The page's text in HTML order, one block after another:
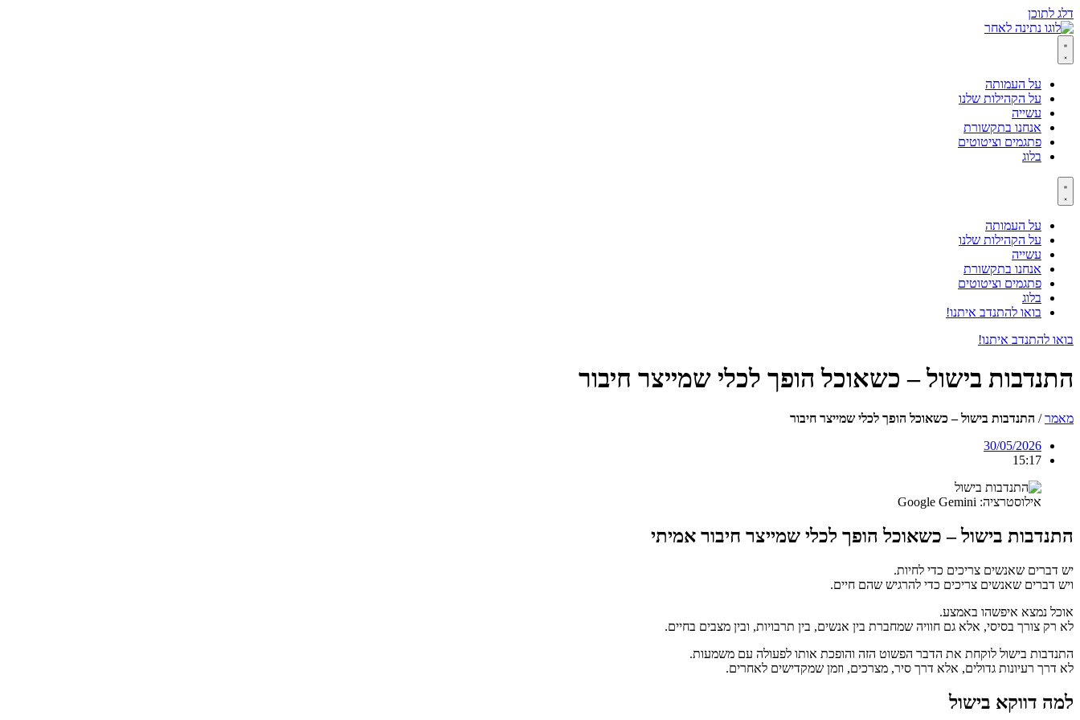
דלג לתוכן
על העמותה
על הקהילות שלנו
עשייה
אנחנו בתקשורת
פתגמים וציטוטים
בלוג
על העמותה
על הקהילות שלנו
עשייה
אנחנו בתקשורת
פתגמים וציטוטים
בלוג
בואו להתנדב איתנו!
בואו להתנדב איתנו!
התנדבות בישול – כשאוכל הופך לכלי שמייצר חיבור
מאמר/ התנדבות בישול – כשאוכל הופך לכלי שמייצר חיבור
30/05/2026
15:17
אילוסטרציה: Google Gemini
התנדבות בישול – כשאוכל הופך לכלי שמייצר חיבור אמיתי
יש דברים שאנשים צריכים כדי לחיות.
ויש דברים שאנשים צריכים כדי להרגיש שהם חיים.
אוכל נמצא איפשהו באמצע.
לא רק צורך בסיסי, אלא גם חוויה שמחברת בין אנשים, בין תרבויות, ובין מצבים בחיים.
התנדבות בישול לוקחת את הדבר הפשוט הזה והופכת אותו לפעולה עם משמעות.
לא דרך רעיונות גדולים, אלא דרך סיר, מצרכים, וזמן שמקדישים לאחרים.
למה דווקא בישול